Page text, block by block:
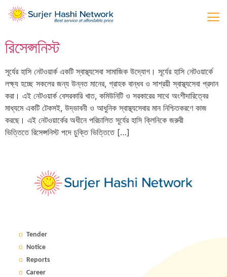
রিসেপ্সনিস্ট
সূর্যের হাসি নেটওয়ার্ক একটি স্বাস্থ্যসেবা সামাজিক উদ্যোগ। সূর্যের হাসি নেটওয়ার্কে
লক্ষ্য হচ্ছে সকলের জন্য উন্নত মানের, গ্রাহক বান্ধব ও সাশ্রয়ী স্বাস্থ্যসেবা প্রদান
করা। এই নেটওয়ার্ক বেসরকারি খাত, কমিউনিটি ও সরকারের সাথে অংশীদারিত্বের
মাধ্যমে একটি টেকসই, উদ্ভাবনী ও আধুনিক স্বাস্থ্যসেবার মান নিশ্চিতকরণে কাজ
করছে। এই নেটওয়ার্কের অধীনে পরিচালিত সূর্যের হাসি ক্লিনিকে জরুরী
ভিত্তিতে রিসেপ্সনিস্ট পদে চুক্তি ভিত্তিতে […]
Tender
Notice
Reports
Career